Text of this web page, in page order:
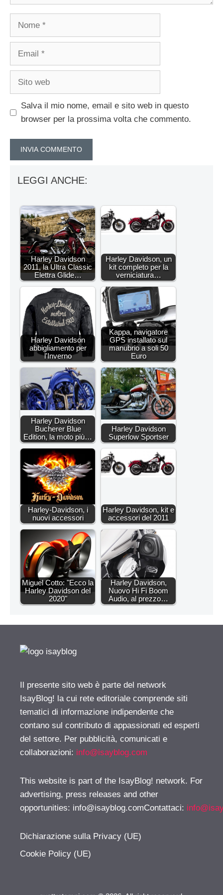
Nome
Email
Sito
Salva il mio nome, email e sito web in questo
browser per la prossima volta che commento.
LEGGI ANCHE:
Harley Davidson
2011, la Ultra Classic
Elettra Glide…
Harley Davidson, un
kit completo per la
verniciatura…
Harley Davidson
abbigliamento per
l'Inverno
Kappa, navigatore
GPS installato sul
manubrio a soli 50
Euro
Harley Davidson
Bucherer Blue
Edition, la moto più…
Harley Davidson
Superlow Sportser
Harley-Davidson, i
nuovi accessori
Harley Davidson, kit e
accessori del 2011
Miguel Cotto: "Ecco la
Harley Davidson del
2020"
Harley Davidson,
Nuovo Hi Fi Boom
Audio, al prezzo…
Il presente sito web è parte del network
IsayBlog! la cui rete editoriale comprende siti
tematici di informazione indipendente che
contano sul contributo di appassionati ed esperti
del settore. Per pubblicità, comunicati e
collaborazioni: info@isayblog.com
This website is part of the IsayBlog! network. For
advertising, press releases and other
opportunities: info@isayblog.comContattaci:
Dichiarazione sulla Privacy (UE)
Cookie Policy (UE)